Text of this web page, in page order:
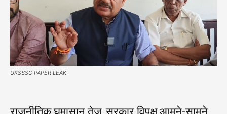
UKSSSC PAPER LEAK